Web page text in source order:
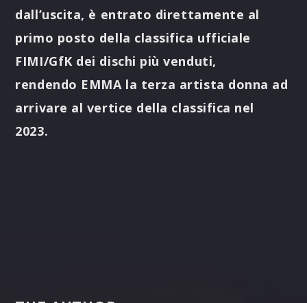
dall’uscita, è entrato direttamente al
primo posto della classifica ufficiale
FIMI/GfK dei dischi più venduti,
rendendo EMMA la terza artista donna ad
arrivare al vertice della classifica nel
2023.